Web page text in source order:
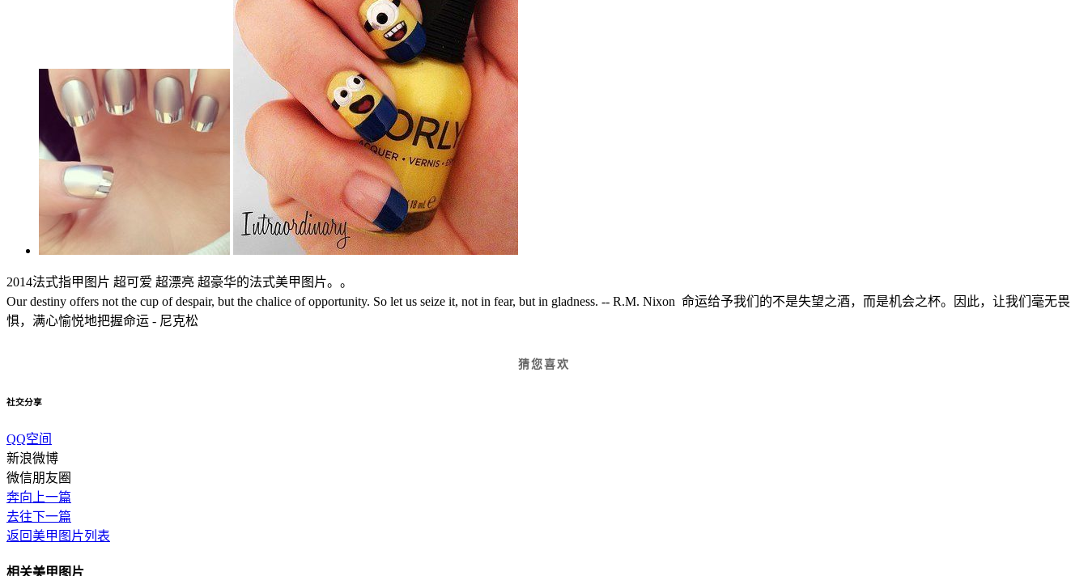
2014法式指甲图片 超可爱 超漂亮 超豪华的法式美甲图片。。
Our destiny offers not the cup of despair, but the chalice of opportunity. So let us seize it, not in fear, but in gladness. -- R.M. Nixon 命运给予我们的不是失望之酒，而是机会之杯。因此，让我们毫无畏
惧，满心愉悦地把握命运 - 尼克松
猜您喜欢
社交分享
QQ空间
新浪微博
微信朋友圈
奔向上一篇
去往下一篇
返回美甲图片列表
相关美甲图片